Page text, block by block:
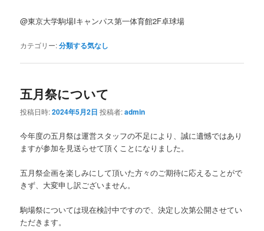
@東京大学駒場Iキャンパス第一体育館2F卓球場
カテゴリー:分類する気なし
五月祭について
投稿日時:2024年5月2日 投稿者:admin
今年度の五月祭は運営スタッフの不足により、誠に遺憾ではあり
ますが参加を見送らせて頂くことになりました。
五月祭企画を楽しみにして頂いた方々のご期待に応えることがで
きず、大変申し訳ございません。
駒場祭については現在検討中ですので、決定し次第公開させてい
ただきます。